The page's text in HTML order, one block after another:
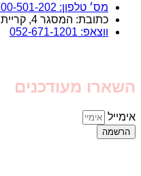
מס׳ טלפון: 1-700-501-202
כתובת: המסגר 4, קריית ביאליק
ווצאפ: 052-671-1201
השארו מעודכנים
אימייל
הרשמה